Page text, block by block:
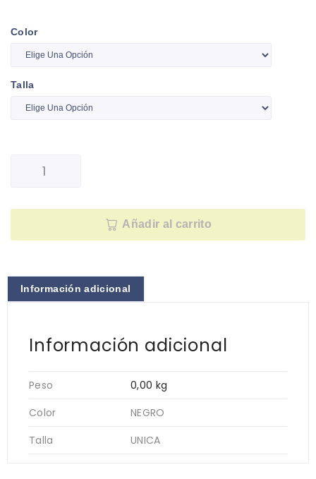
Color
Talla
Añadir al carrito
Información adicional
Información adicional
Peso
0,00 kg
Color
NEGRO
Talla
UNICA